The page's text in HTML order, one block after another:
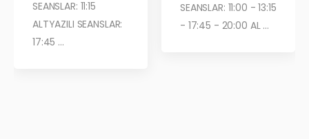
SEANSLAR: 11:15
ALTYAZILI SEANSLAR:
17:45 ...
SEANSLAR: 11:00 - 13:15
- 17:45 - 20:00 AL ...